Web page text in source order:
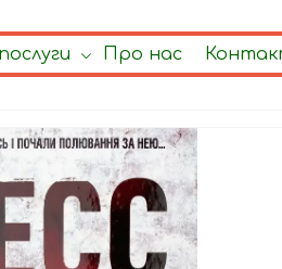
Про нас